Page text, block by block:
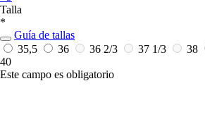
Talla
*
Guía de tallas
35,5
36 36 2/3 37 1/3 38
40
Este campo es obligatorio